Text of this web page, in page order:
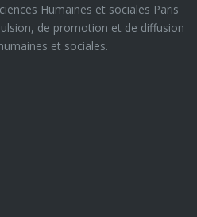
Humaines et sociales Paris
de promotion et de diffusion
et sociales.